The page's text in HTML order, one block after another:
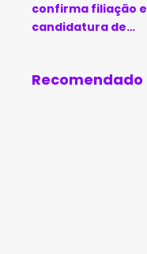
confirma filiação
candidatura de
Recomendado